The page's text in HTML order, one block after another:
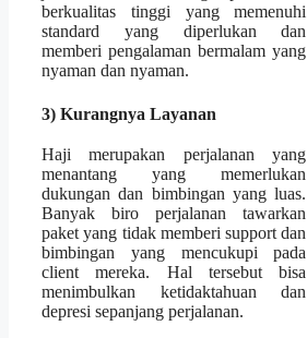
berkualitas tinggi yang memenuhi
standard yang diperlukan dan
memberi pengalaman bermalam yang
nyaman dan nyaman.
3) Kurangnya Layanan
Haji merupakan perjalanan yang
menantang yang memerlukan
dukungan dan bimbingan yang luas.
Banyak biro perjalanan tawarkan
paket yang tidak memberi support dan
bimbingan yang mencukupi pada
client mereka. Hal tersebut bisa
menimbulkan ketidaktahuan dan
depresi sepanjang perjalanan.